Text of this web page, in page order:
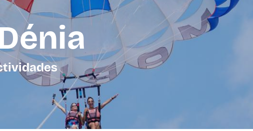
aire libre
Regalo de
graduación
Despedida de
soltero
Despedida de